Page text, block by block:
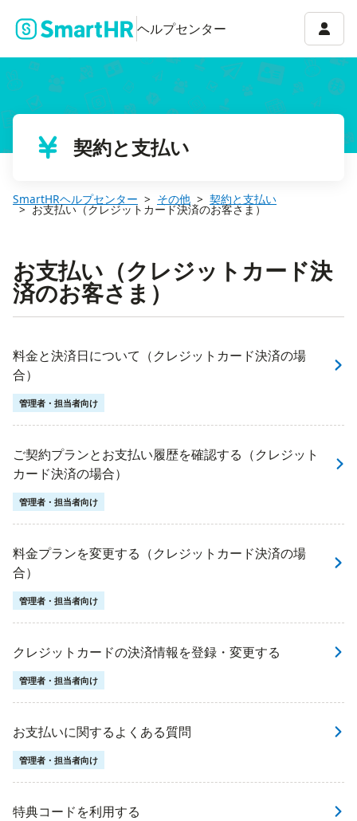
ヘルプセンター アカ
契約と支払い
SmartHRヘルプセンター その他 契約と支払い
お支払い（クレジットカード決済のお客さま）
お支払い（クレジットカード決
済のお客さま）
料金と決済日について（クレジットカード決済の場
合）
管理者・担当者向け
ご契約プランとお支払い履歴を確認する（クレジット
カード決済の場合）
管理者・担当者向け
料金プランを変更する（クレジットカード決済の場
合）
管理者・担当者向け
クレジットカードの決済情報を登録・変更する
管理者・担当者向け
お支払いに関するよくある質問
管理者・担当者向け
特典コードを利用する